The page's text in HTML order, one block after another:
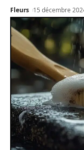
Fleurs 15 décembre